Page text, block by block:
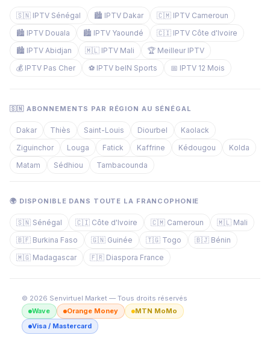
🇸🇳 IPTV Sénégal 🏙️ IPTV Dakar
🇨🇲 IPTV Cameroun
🏙️ IPTV Douala
🏙️ IPTV Yaoundé
🇨🇮 IPTV Côte d'Ivoire
🏙️ IPTV Abidjan
🇲🇱 IPTV Mali
🏆 Meilleur IPTV
💰 IPTV Pas Cher
⚽ IPTV beIN Sports 📅 IPTV 12 Mois
🇸🇳 ABONNEMENTS PAR RÉGION AU SÉNÉGAL
Dakar Thiès Saint-Louis Diourbel
Kaolack
Ziguinchor
Louga Fatick Kaffrine Kédougou
Kolda
Matam
Sédhiou Tambacounda
🌍 DISPONIBLE DANS TOUTE LA FRANCOPHONIE
🇸🇳 Sénégal 🇨🇮 Côte d'Ivoire 🇨🇲 Cameroun
🇲🇱 Mali
🇧🇫 Burkina Faso
🇬🇳 Guinée 🇹🇬 Togo
🇧🇯 Bénin
🇲🇬 Madagascar
🇫🇷 Diaspora France
© 2026 Senvirtuel Market — Tous droits réservés
Wave
Orange Money
MTN MoMo
Visa / Mastercard